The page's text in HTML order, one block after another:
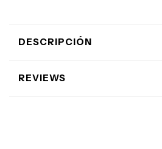
DESCRIPCIÓN
REVIEWS